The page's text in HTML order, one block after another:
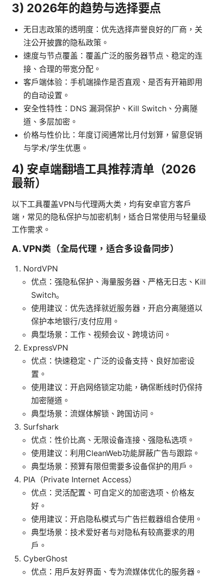
3) 2026年的趋势与选择要点
无日志政策的透明度：优先选择声誉良好的厂商，关
注公开披露的隐私政策。
速度与节点覆盖：覆盖广泛的服务器节点、稳定的连
接、合理的带宽分配。
客户端体验：手机端操作是否直观、是否有开箱即用
的自动设置。
安全性特性：DNS 漏洞保护、Kill Switch、分离隧
道、多层加密。
价格与性价比：年度订阅通常比月付划算，留意促销
与学术/学生优惠。
4) 安卓端翻墙工具推荐清单（2026
最新）
以下工具覆盖VPN与代理两大类，均有安卓官方客户
端，常见的隐私保护与加密机制，适合日常使用与轻量级
工作需求。
A. VPN类（全局代理，适合多设备同步）
NordVPN
优点：强隐私保护、海量服务器、严格无日志、Kill
Switch。
使用建议：优先选择就近服务器，开启分离隧道以
保护本地银行/支付应用。
典型场景：工作、视频会议、跨境访问。
ExpressVPN
优点：快速稳定、广泛的设备支持、良好加密设
置。
使用建议：开启网络锁定功能，确保断线时仍保持
加密隧道。
典型场景：流媒体解锁、跨国访问。
Surfshark
优点：性价比高、无限设备连接、强隐私选项。
使用建议：利用CleanWeb功能屏蔽广告与跟踪。
典型场景：预算有限但需要多设备保护的用户。
PIA（Private Internet Access）
优点：灵活配置、可自定义的加密选项、价格友
好。
使用建议：开启隐私模式与广告拦截器组合使用。
典型场景：技术爱好者与对隐私有较高要求的用
户。
CyberGhost
优点：用户友好界面、专为流媒体优化的服务器。